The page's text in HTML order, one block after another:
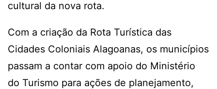
cultural da nova rota.
Com a criação da Rota Turística das
Cidades Coloniais Alagoanas, os municípios
passam a contar com apoio do Ministério
do Turismo para ações de planejamento,